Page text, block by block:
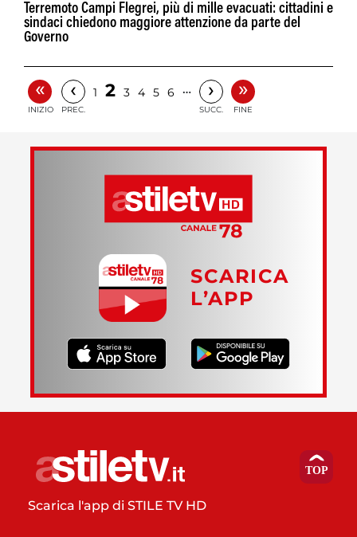
Terremoto Campi Flegrei, più di mille evacuati: cittadini e
sindaci chiedono maggiore attenzione da parte del
Governo
«
INIZIO
‹
PREC.
1 2 3 4 5 6 … ›
SUCC.
»
FINE
SCARICA
L’APP
Scarica l'app di STILE TV HD